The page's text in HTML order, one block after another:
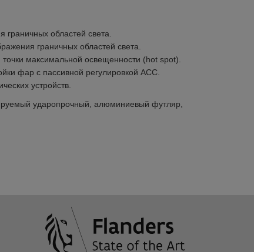
областей света.
граничных областей света.
максимальной освещенности (hot spot).
фар с пассивной регулировкой ACC.
устройств.
ударопрочный, алюминиевый футляр,